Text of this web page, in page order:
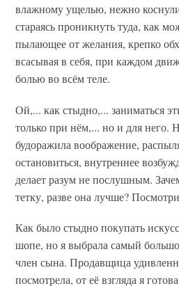
влажному ущелью, нежно
стараясь проникнуть туда, как
пылающее от желания, крепко
всасывая в себя, при каждом
болью во всём теле.
Ой,... как стыдно,... заниматься
только при нём,... но и для него.
будоражила воображение,
остановиться, внутреннее
делает разум не послушным.
тетку, разве она лучше?
Как было стыдно покупать
шопе, но я выбрала самый
член сына. Продавщица
посмотрела, от её взгляда я